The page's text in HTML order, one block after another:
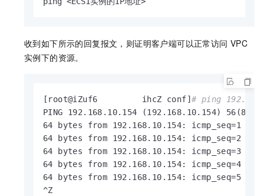
收到如下所示的回复报文，则证明客户端可以正常访问 VPC
实例下的资源。
[root@iZuf6         ihcZ conf] # ping
PING 192.168.10.154 (192.168.10.154)
64 bytes from 192.168.10.154: icmp_seq=1
64 bytes from 192.168.10.154: icmp_seq=2
64 bytes from 192.168.10.154: icmp_seq=3
64 bytes from 192.168.10.154: icmp_seq=4
64 bytes from 192.168.10.154: icmp_seq=5
^Z